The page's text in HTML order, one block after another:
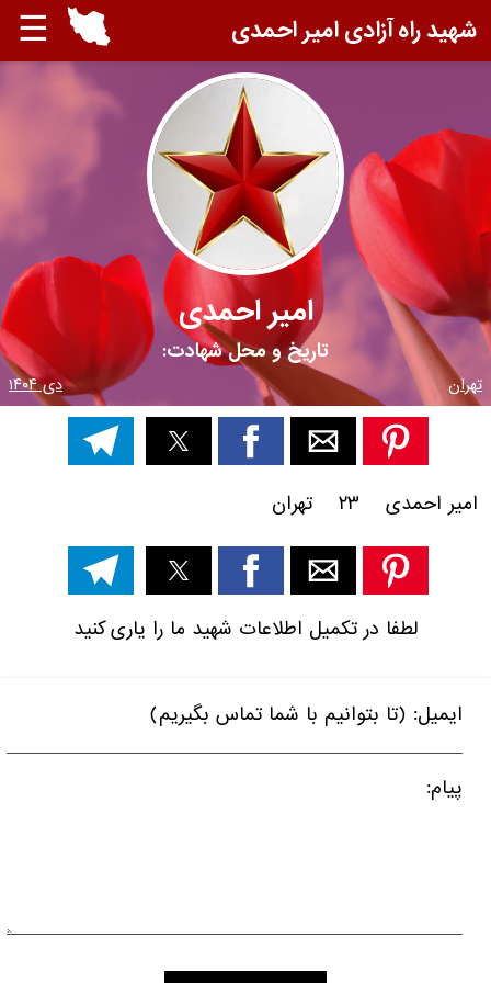
☰ شهید راه آزادی امیر احمدی
امیر احمدی
تاریخ و محل شهادت:
تهران دی ۱۴۰۴
امیر احمدی ۲۳ تهران
لطفا در تکمیل اطلاعات شهید ما را یاری کنید
ایمیل: (تا بتوانیم با شما تماس بگیریم)
پیام: